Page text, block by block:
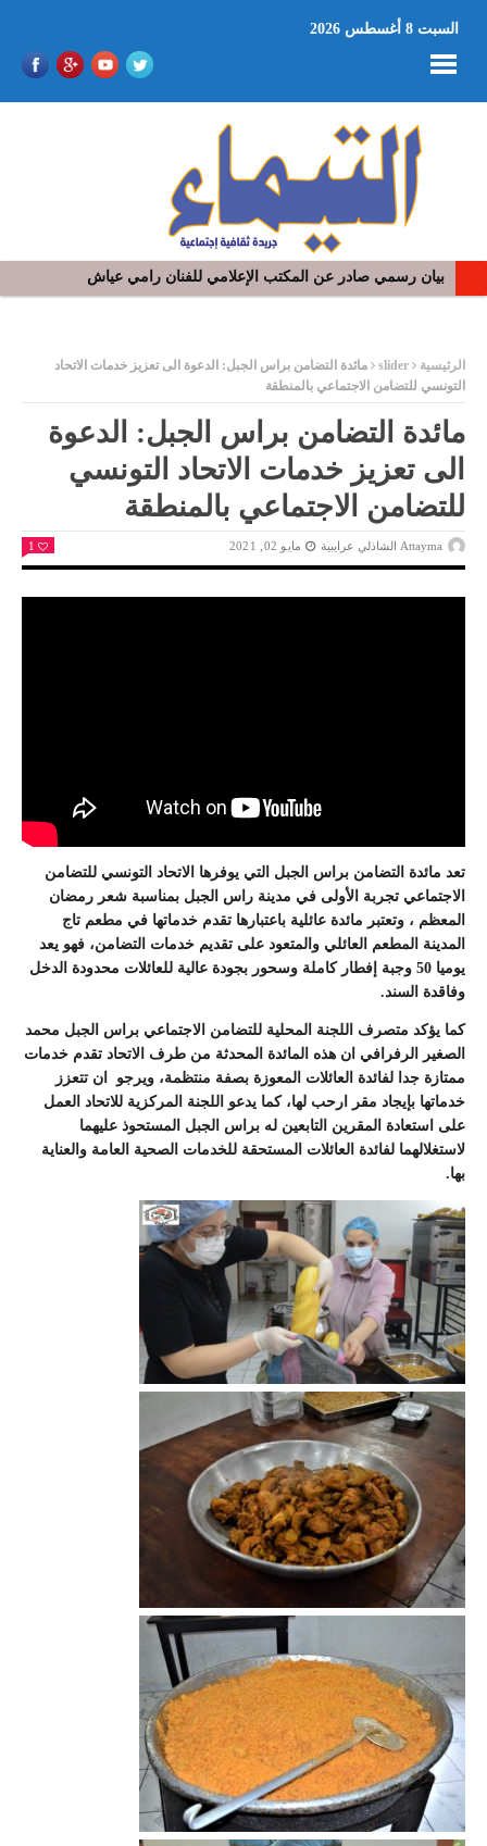
السبت 8 أغسطس 2026
في افتتاح مهرجان بومخلوف الدولي: رؤوف ماهر يتالق و يشد الجمهور
الرئيسية slider
مائدة التضامن براس الجبل: الدعوة الى تعزيز خدمات الاتحاد
التونسي للتضامن الاجتماعي بالمنطقة
مائدة التضامن براس الجبل: الدعوة
الى تعزيز خدمات الاتحاد التونسي
للتضامن الاجتماعي بالمنطقة
Attayma الشاذلي عرايبية مايو 02, 2021 1
تعد مائدة التضامن براس الجبل التي يوفرها الاتحاد التونسي للتضامن
الاجتماعي تجربة الأولى في مدينة راس الجبل بمناسبة شعر رمضان
المعظم ، وتعتبر مائدة عائلية باعتبارها تقدم خدماتها في مطعم تاج
المدينة المطعم العائلي والمتعود على تقديم خدمات التضامن، فهو يعد
يوميا 50 وجبة إفطار كاملة وسحور بجودة عالية للعائلات محدودة الدخل
وفاقدة السند.
كما يؤكد متصرف اللجنة المحلية للتضامن الاجتماعي براس الجبل محمد
الصغير الرفرافي ان هذه المائدة المحدثة من طرف الاتحاد تقدم خدمات
ممتازة جدا لفائدة العائلات المعوزة بصفة منتظمة، ويرجو ان تتعزز
خدماتها بإيجاد مقر ارحب لها، كما يدعو اللجنة المركزية للاتحاد العمل
على استعادة المقرين التابعين له براس الجبل المستحوذ عليهما
لاستغلالهما لفائدة العائلات المستحقة للخدمات الصحية العامة والعناية
بها.